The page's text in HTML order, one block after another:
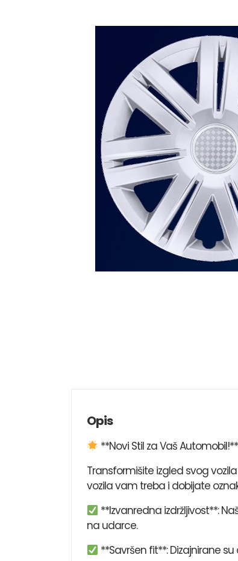
Opis
**Novi Stil za Vaš Automobil!**
Transformišite izgled svog
vozila vam treba i dobijate
**Izvanredna izdržljivost**:
na udarce.
**Savršen fit**: Dizajnirane